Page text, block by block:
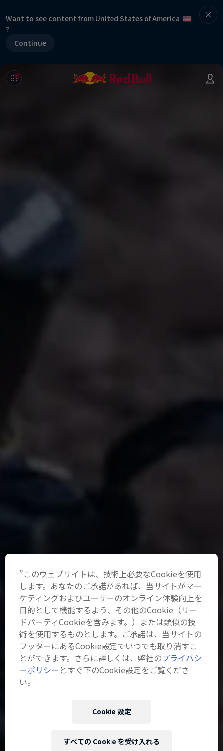
Want to see content from United States of America
?
Continue
”このウェブサイトは、技術上必要なCookieを使用
します。あなたのご承諾があれば、当サイトがマー
ケティングおよびユーザーのオンライン体験向上を
目的として機能するよう、その他のCookie（サー
ドパーティCookieを含みます。）または類似の技
術を使用するものとします。ご承諾は、当サイトの
フッターにあるCookie設定でいつでも取り消すこ
とができます。さらに詳しくは、弊社のプライバシ
ーポリシー とすぐ下のCookie設定をご覧くださ
い。
Cookie 設定
すべての Cookie を受け入れる